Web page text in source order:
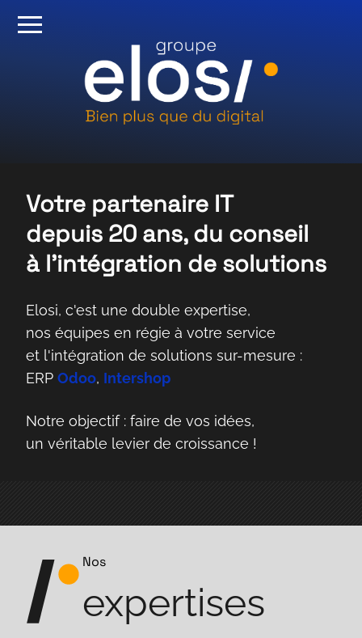
Votre partenaire IT
depuis 20 ans, du conseil
à l'intégration de solutions
Elosi, c'est une double expertise,
nos équipes en régie à votre service
et l'intégration de solutions sur-mesure :
ERP Odoo, Intershop
Notre objectif : faire de vos idées,
un véritable levier de croissance !
Nos
expertises